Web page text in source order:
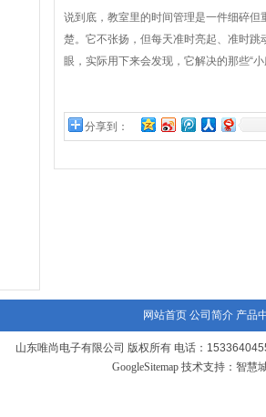
说到底，教室里的时间管理是一件细碎
楚。它不张扬，但每天准时亮起、准时
眼，实际用下来会发现，它解决的那些“
分享到：
网站首页 公司简介 产品
山东唯尚电子有限公司 版权所有 电话：
GoogleSitemap技术支持： 智慧